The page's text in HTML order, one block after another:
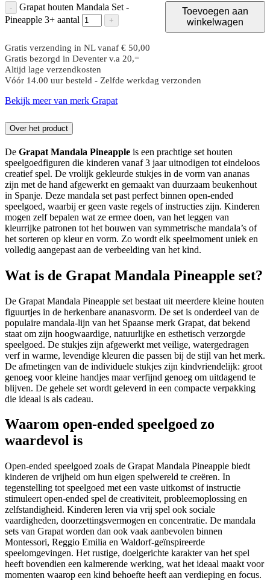
-
Grapat houten Mandala Set -
Pineapple 3+ aantal
+
Toevoegen aan
winkelwagen
Gratis verzending in NL vanaf € 50,00
Gratis bezorgd in Deventer v.a 20,=
Altijd lage verzendkosten
Vóór 14.00 uur besteld - Zelfde werkdag verzonden
Bekijk meer van merk Grapat
Over het product
De Grapat Mandala Pineapple is een prachtige set houten
speelgoedfiguren die kinderen vanaf 3 jaar uitnodigen tot eindeloos
creatief spel. De vrolijk gekleurde stukjes in de vorm van ananas
zijn met de hand afgewerkt en gemaakt van duurzaam beukenhout
in Spanje. Deze mandala set past perfect binnen open-ended
speelgoed, waarbij er geen vaste regels of instructies zijn. Kinderen
mogen zelf bepalen wat ze ermee doen, van het leggen van
kleurrijke patronen tot het bouwen van symmetrische mandala’s of
het sorteren op kleur en vorm. Zo wordt elk speelmoment uniek en
volledig aangepast aan de verbeelding van het kind.
Wat is de Grapat Mandala Pineapple set?
De Grapat Mandala Pineapple set bestaat uit meerdere kleine houten
figuurtjes in de herkenbare ananasvorm. De set is onderdeel van de
populaire mandala-lijn van het Spaanse merk Grapat, dat bekend
staat om zijn hoogwaardige, natuurlijke en esthetisch verzorgde
speelgoed. De stukjes zijn afgewerkt met veilige, watergedragen
verf in warme, levendige kleuren die passen bij de stijl van het merk.
De afmetingen van de individuele stukjes zijn kindvriendelijk: groot
genoeg voor kleine handjes maar verfijnd genoeg om uitdagend te
blijven. De gehele set wordt geleverd in een compacte verpakking
die ideaal is als cadeau.
Waarom open-ended speelgoed zo
waardevol is
Open-ended speelgoed zoals de Grapat Mandala Pineapple biedt
kinderen de vrijheid om hun eigen spelwereld te creëren. In
tegenstelling tot speelgoed met een vaste uitkomst of instructie
stimuleert open-ended spel de creativiteit, probleemoplossing en
zelfstandigheid. Kinderen leren via vrij spel ook sociale
vaardigheden, doorzettingsvermogen en concentratie. De mandala
sets van Grapat worden dan ook vaak aanbevolen binnen
Montessori, Reggio Emilia en Waldorf-geïnspireerde
speelomgevingen. Het rustige, doelgerichte karakter van het spel
heeft bovendien een kalmerende werking, wat het ideaal maakt voor
momenten waarop een kind behoefte heeft aan verdieping en focus.